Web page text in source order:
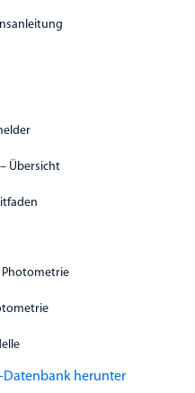
Übersicht
Photometrie
Datenbank herunter